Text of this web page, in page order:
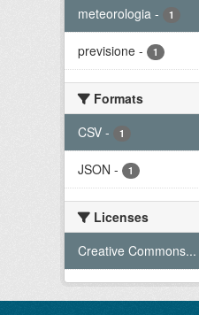
meteorologia - 1
previsione - 1
Formats
CSV - 1
JSON - 1
Licenses
Creative Commons...